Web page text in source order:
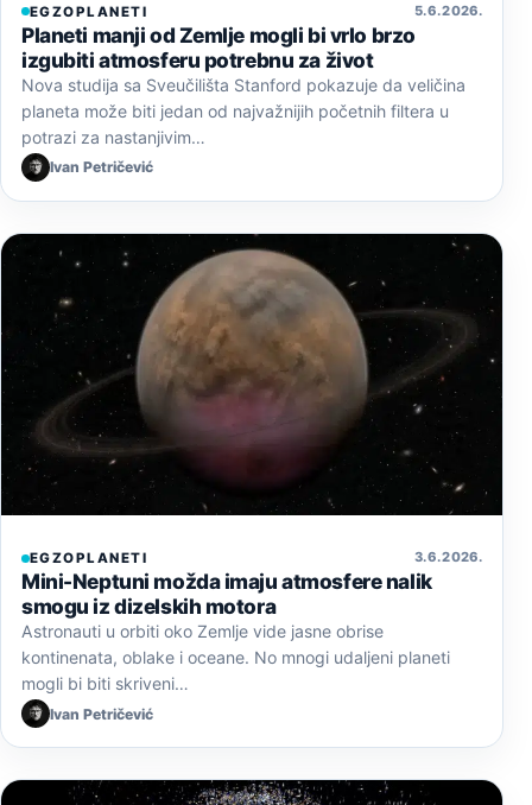
EGZOPLANETI 5. 6. 2026.
Planeti manji od Zemlje mogli bi vrlo brzo
izgubiti atmosferu potrebnu za život
Nova studija sa Sveučilišta Stanford pokazuje da veličina
planeta može biti jedan od najvažnijih početnih filtera u
potrazi za nastanjivim…
Ivan Petričević
EGZOPLANETI 3. 6. 2026.
Mini-Neptuni možda imaju atmosfere nalik
smogu iz dizelskih motora
Astronauti u orbiti oko Zemlje vide jasne obrise
kontinenata, oblake i oceane. No mnogi udaljeni planeti
mogli bi biti skriveni…
Ivan Petričević